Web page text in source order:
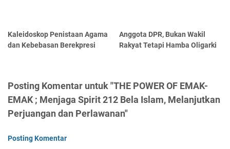
Kaleidoskop Penistaan Agama
dan Kebebasan Berekpresi
Anggota DPR, Bukan Wakil
Rakyat Tetapi Hamba Oligarki
Posting Komentar untuk "THE POWER OF EMAK-
EMAK ; Menjaga Spirit 212 Bela Islam, Melanjutkan
Perjuangan dan Perlawanan"
Posting Komentar